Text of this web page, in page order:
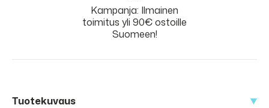
Kampanja: Ilmainen
toimitus yli 90€ ostoille
Suomeen!
Tuotekuvaus